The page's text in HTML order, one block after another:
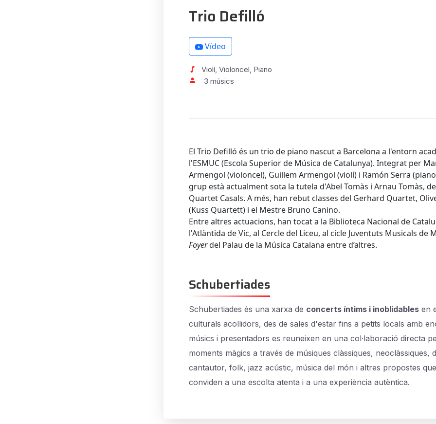
Trio Defilló
Vídeo
Violí, Violoncel, Piano
3 músics
El Trio Defilló és un trio de piano nascut a Barcelona a l'entorn
l'ESMUC (Escola Superior de Música de Catalunya). Integrat per
Armengol (violoncel), Guillem Armengol (violí) i Ramón Serra
grup està actualment sota la tutela d'Abel Tomàs i Arnau Tomàs,
Quartet Casals. A més, han rebut classes del Gerhard Quartet,
(Kuss Quartett) i el Mestre Bruno Canino.
Entre altres actuacions, han tocat a la Biblioteca Nacional de
l'Atlàntida de Vic, al Cercle del Liceu, al cicle Juventuts Musicals de
Foyerdel Palau de la Música Catalana entre d’altres.
Schubertiades
Schubertiades és una xarxa de concerts íntims i inoblidables en
culturals acollidors, des de sales d'estar fins a petits locals amb
músics i presentadors es reuneixen en una col·laboració directa
moments màgics a través de músiques clàssiques, neoclàssiques,
cantautor, folk, jazz acústic, música del món i altres propostes que
conviden a una escolta atenta i a una experiència autèntica.